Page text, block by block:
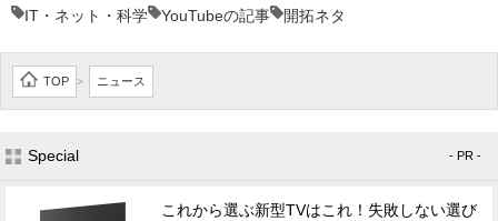
IT・ネット・科学 YouTubeの記事 開拓ネタ
TOP > ニュース
Special - PR -
これから選ぶ新型TVはこれ！失敗しない選び